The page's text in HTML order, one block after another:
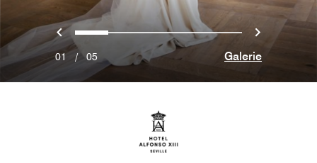
Vorherige
0 1 2 3 4 Weiter
01/05 Galerie